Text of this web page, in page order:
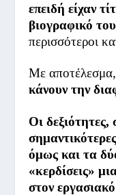
επειδή είχαν
βιογραφικό
περισσότεροι
Με
κάνουν την
Οι δεξιότητες,
όμως και τα
«κερδίσεις»
στον